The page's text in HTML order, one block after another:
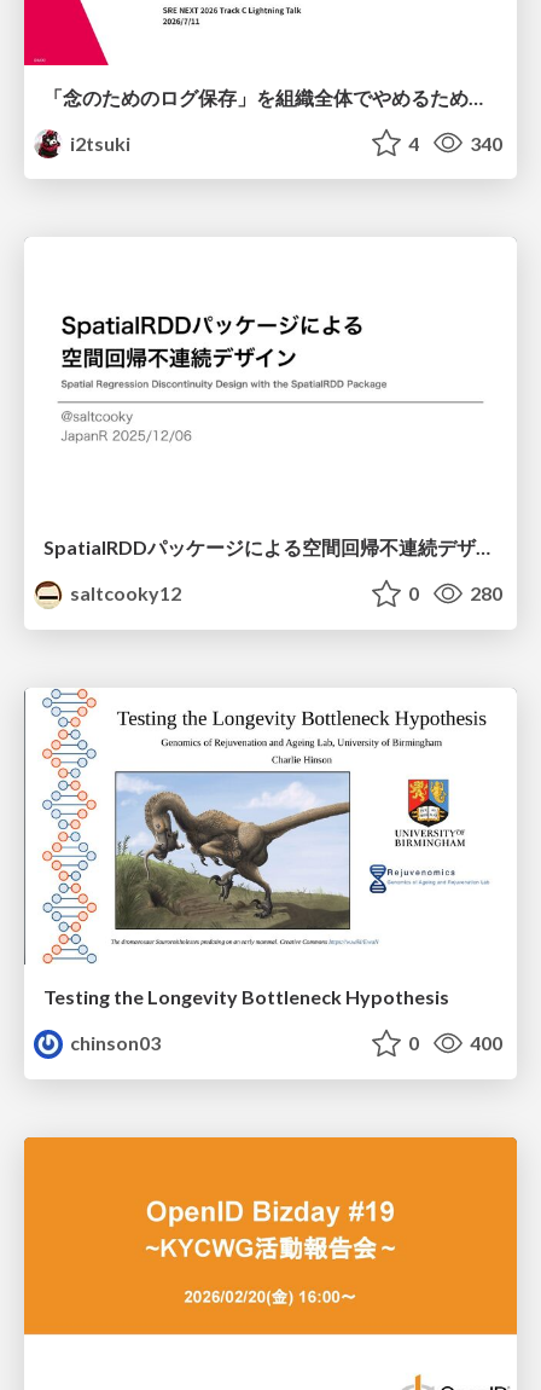
i2tsuki
4 340
SpatialRDDパッケージによる空間回帰不連続デザイン
saltcooky12
0 280
Testing the Longevity Bottleneck Hypothesis
chinson03
0 400